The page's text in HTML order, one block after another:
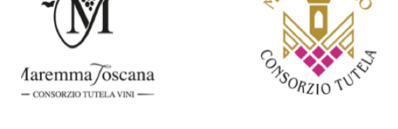
sorprendente. Marino visse in un'epoca di grandi
cambiamenti culturali e sociali, e la sua opera riflette questa
complessità. L'Adone è un poema epico-mitologico in 20
canti, composto da oltre 40.000 versi. Narra la storia